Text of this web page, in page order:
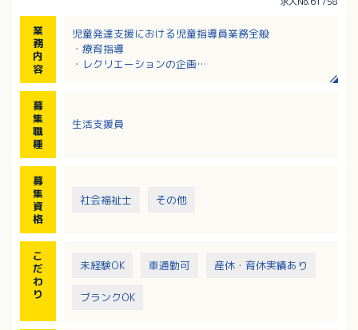
業
務
内
容
児童発達支援における児童指導員業務全般
・療育指導
・レクリエーションの企画
※児童発達支援事業所、放課後等デイサービスが併設
募
集
職
種
生活支援員
募
集
資
格
社会福祉士 その他
こ
だ
わ
り
未経験OK 車通勤可 産休・育休実績あり
ブランクOK